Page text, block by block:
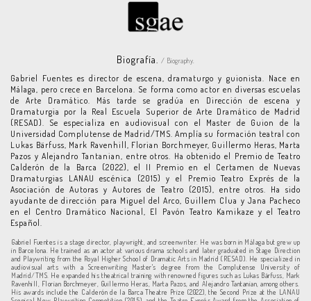
Biografía. / Biography.
Gabriel Fuentes es director de escena, dramaturgo y guionista. Nace en
Málaga, pero crece en Barcelona. Se forma como actor en diversas escuelas
de Arte Dramático. Más tarde se gradúa en Dirección de escena y
Dramaturgia por la Real Escuela Superior de Arte Dramático de Madrid
(RESAD). Se especializa en audiovisual con el Master de Guion de la
Universidad Complutense de Madrid/TMS. Amplía su formación teatral con
Lukas Bärfuss, Mark Ravenhill, Florian Borchmeyer, Guillermo Heras, Marta
Pazos y Alejandro Tantanian, entre otros. Ha obtenido el Premio de Teatro
Calderón de la Barca (2022), el II Premio en el Certamen de Nuevas
Dramaturgias LANAU escénica (2015) y el Premio Teatro Exprés de la
Asociación de Autoras y Autores de Teatro (2015), entre otros. Ha sido
ayudante de dirección para Miguel del Arco, Guillem Clua y Jana Pacheco
en el Centro Dramático Nacional, El Pavón Teatro Kamikaze y el Teatro
Español.
Gabriel Fuentes is a stage director, playwright, and screenwriter. He was born in Málaga but grew up
in Barcelona. He trained as an actor at various drama schools and later graduated in Stage Direction
and Playwriting from the Royal Higher School of Dramatic Arts in Madrid (RESAD). He specialized in
audiovisual arts with a Screenwriting Master's degree from the Complutense University of
Madrid/TMS. He expanded his theatrical training with renowned figures such as Lukas Bärfuss, Mark
Ravenhill, Florian Borchmeyer, Guillermo Heras, Marta Pazos, and Alejandro Tantanian, among others.
His awards include the Calderón de la Barca Theatre Prize (2022), the Second Prize at the LANAU